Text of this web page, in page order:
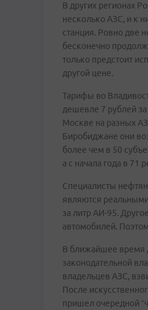
В других регионах
несколько АЗС, и к
станция. Ровно две
бесконечно
только предстоит
другой цене.
Тарифы во
дешевле 7 рублей за
Москве на разных
Биробиджане они
более чем в 50
а с начала года в 71
Специалисты
являются
за литр АИ-95.
автомобилей.
В ближайшее время
законодательной
владельцев АЗС,
После
пришел очередной